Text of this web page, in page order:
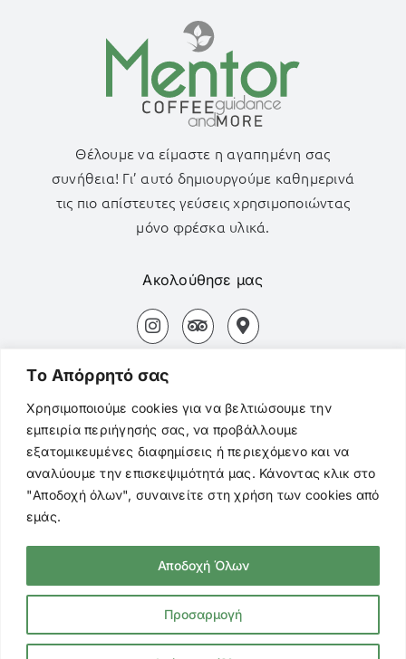
Tο Aπόρρητό σας
Χρησιμοποιούμε cookies για να βελτιώσουμε την
εμπειρία περιήγησής σας, να προβάλλουμε
εξατομικευμένες διαφημίσεις ή περιεχόμενο και να
αναλύουμε την επισκεψιμότητά μας. Κάνοντας κλικ στο
"Αποδοχή όλων", συναινείτε στη χρήση των cookies από
εμάς.
Προσαρμογή
Αποδοχή Όλων
Θέλουμε να είμαστε η αγαπημένη σας
συνήθεια! Γι’ αυτό δημιουργούμε καθημερινά
τις πιο απίστευτες γεύσεις χρησιμοποιώντας
μόνο φρέσκα υλικά.
Ακολούθησε μας
Αδάμας Μήλος Τ.Κ. 84800
+30694 827 3154
+3022870 22494
mentor.adamas@gmail.com
© Copyright2026 Mentor Cafe. All Rights
Reserved |Πολιτική Προστασίας
Προσωπικών Δεδομένων|Cookies